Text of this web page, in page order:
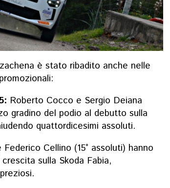
è stato ribadito anche nelle
Roberto Cocco e Sergio Deiana
gradino del podio al debutto sulla
quattordicesimi assoluti.
Federico Cellino (15° assoluti) hanno
sulla Skoda Fabia,